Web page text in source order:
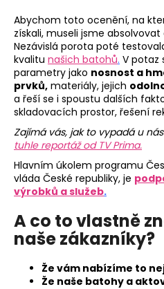
Abychom toto ocenění, na
získali, museli jsme
Nezávislá porota poté
kvalitu našich batohů. V potaz
parametry jako nosnost a
prvků, materiály, jejich
a řeší se i spoustu dalších
skladovacích prostor, řešení
Zajímá vás, jak to vypadá u
tuhle reportáž od TV Prima.
Hlavním úkolem programu
vláda České republiky, je
výrobků a služeb.
A co to vlastně
naše zákazníky?
Že vám nabízíme to
Že naše batohy a
j
e
m
e
STUDENTSKÝ
BATOH
OXY
SCOOLER
GRAFFITI
PINK
1
449